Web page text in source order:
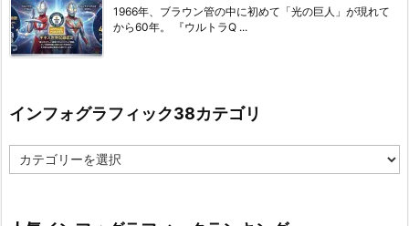
1966年、ブラウン管の中に初めて「光の巨人」が現れて
から60年。 『ウルトラQ ...
インフォグラフィック38カテゴリ
ン
グ